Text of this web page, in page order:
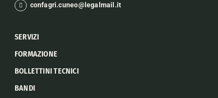
confagri.cuneo@legalmail.it
SERVIZI
FORMAZIONE
BOLLETTINI TECNICI
BANDI